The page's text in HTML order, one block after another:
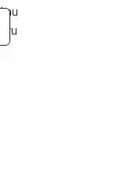
nu